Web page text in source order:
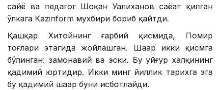
сайёҳ ва педагог Шоқан Уалиханов саёҳат қилган
ўлкага Кazinform мухбири бориб қайтди.
Қашқар Хитойнинг ғарбий қисмида, Помир
тоғлари этагида жойлашган. Шаҳар икки қисмга
бўлинган: замонавий ва эски. Бу уйғур халқининг
қадимий юртидир. Икки минг йиллик тарихга эга
бу қадимий шаҳар буни исботлайди.